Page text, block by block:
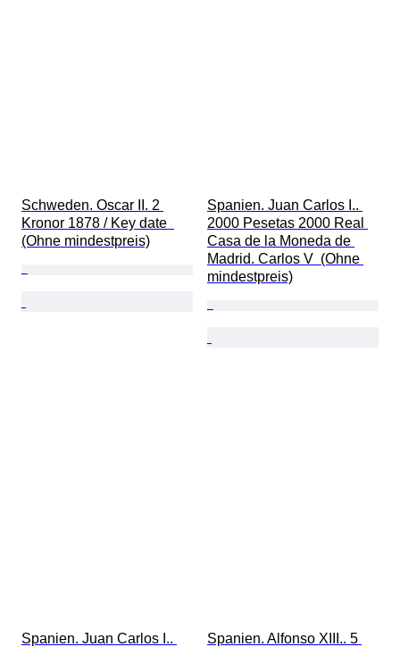
Schweden. Oscar II. 2
Kronor 1878 / Key date
(Ohne mindestpreis)
Spanien. Juan Carlos I..
2000 Pesetas 2000 Real
Casa de la Moneda de
Madrid. Carlos V  (Ohne
mindestpreis)
Spanien. Juan Carlos I.. Spanien. Alfonso XIII.. 5